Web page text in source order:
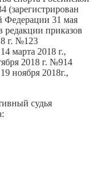
(зарегистрирован
Федерации 31 мая
редакции приказов
г. №123
марта 2018 г.,
2018 г. №914
ноября 2018г.,
судья